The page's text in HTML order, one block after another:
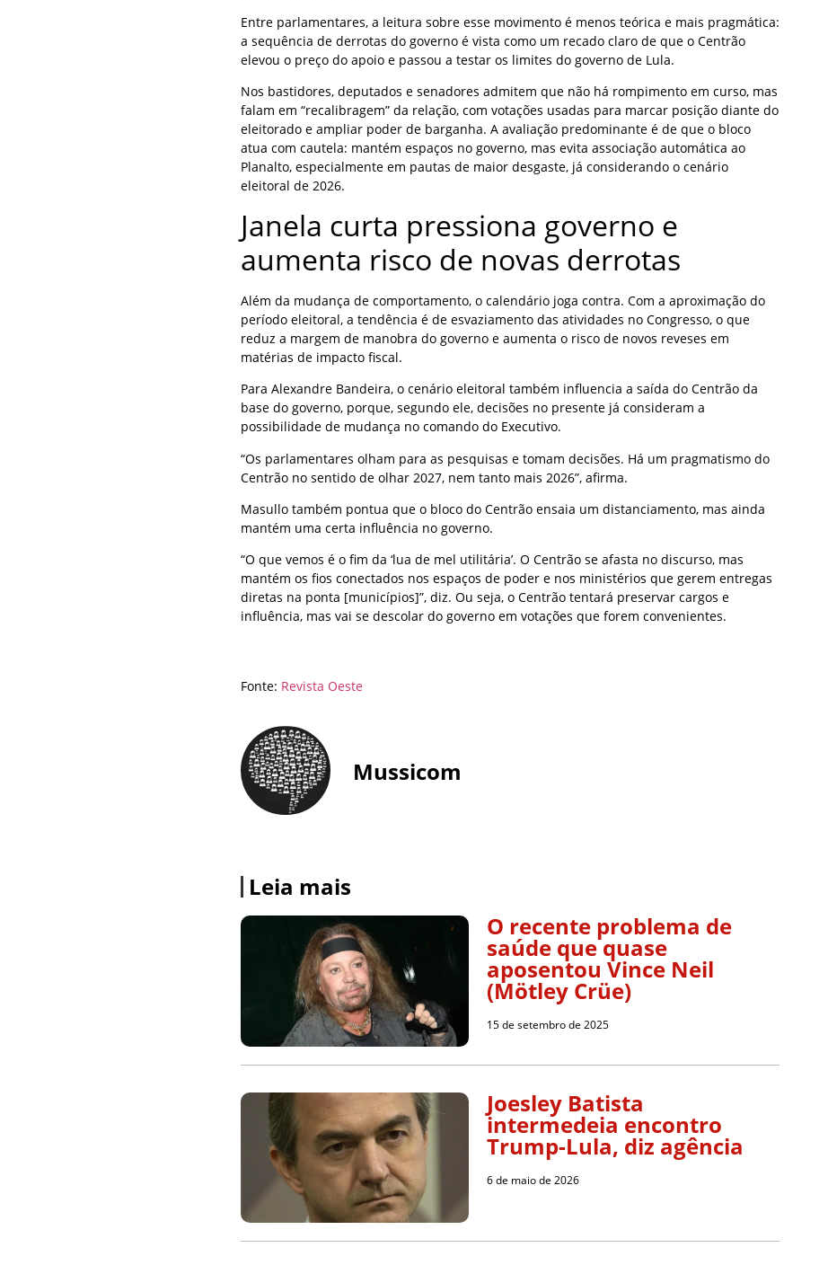
Entre parlamentares, a leitura sobre esse movimento é menos teórica e mais pragmática:
a sequência de derrotas do governo é vista como um recado claro de que o Centrão
elevou o preço do apoio e passou a testar os limites do governo de Lula.
Nos bastidores, deputados e senadores admitem que não há rompimento em curso, mas
falam em “recalibragem” da relação, com votações usadas para marcar posição diante do
eleitorado e ampliar poder de barganha. A avaliação predominante é de que o bloco
atua com cautela: mantém espaços no governo, mas evita associação automática ao
Planalto, especialmente em pautas de maior desgaste, já considerando o cenário
eleitoral de 2026.
Janela curta pressiona governo e
aumenta risco de novas derrotas
Além da mudança de comportamento, o calendário joga contra. Com a aproximação do
período eleitoral, a tendência é de esvaziamento das atividades no Congresso, o que
reduz a margem de manobra do governo e aumenta o risco de novos reveses em
matérias de impacto fiscal.
Para Alexandre Bandeira, o cenário eleitoral também influencia a saída do Centrão da
base do governo, porque, segundo ele, decisões no presente já consideram a
possibilidade de mudança no comando do Executivo.
“Os parlamentares olham para as pesquisas e tomam decisões. Há um pragmatismo do
Centrão no sentido de olhar 2027, nem tanto mais 2026”, afirma.
Masullo também pontua que o bloco do Centrão ensaia um distanciamento, mas ainda
mantém uma certa influência no governo.
“O que vemos é o fim da ‘lua de mel utilitária’. O Centrão se afasta no discurso, mas
mantém os fios conectados nos espaços de poder e nos ministérios que gerem entregas
diretas na ponta [municípios]”, diz. Ou seja, o Centrão tentará preservar cargos e
influência, mas vai se descolar do governo em votações que forem convenientes.
Fonte: Revista Oeste
Mussicom
Leia mais
O recente problema de
saúde que quase
aposentou Vince Neil
(Mötley Crüe)
15 de setembro de 2025
Joesley Batista
intermedeia encontro
Trump-Lula, diz agência
6 de maio de 2026